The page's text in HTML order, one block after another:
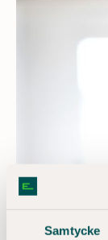
Samtycke